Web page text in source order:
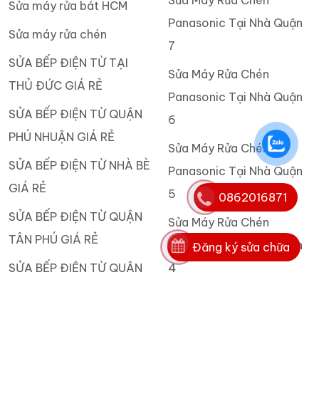
Sửa máy rửa bát HCM
Sửa máy rửa chén
SỬA BẾP ĐIỆN TỪ TẠI
THỦ ĐỨC GIÁ RẺ
SỬA BẾP ĐIỆN TỪ QUẬN
PHÚ NHUẬN GIÁ RẺ
SỬA BẾP ĐIỆN TỪ NHÀ BÈ
GIÁ RẺ
SỬA BẾP ĐIỆN TỪ QUẬN
TÂN PHÚ GIÁ RẺ
SỬA BẾP ĐIỆN TỪ QUẬN
Panasonic Tại Nhà Quận
7
Sửa Máy Rửa Chén
Panasonic Tại Nhà Quận
6
Sửa Máy Rửa Chén
Panasonic Tại Nhà Quận
5
Sửa Máy Rửa Chén
Panasonic Tại Nhà Quận
4
Đăng ký sửa chữa
0862016871